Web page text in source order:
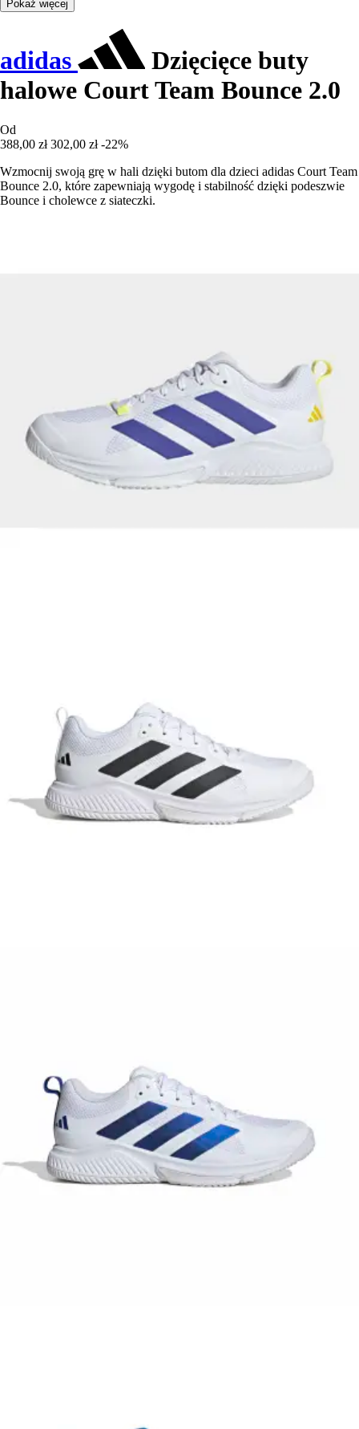
Pokaż więcej
adidas
Dzięcięce buty
halowe Court Team Bounce 2.0
Od
388,00 zł 302,00 zł -22%
Wzmocnij swoją grę w hali dzięki butom dla dzieci adidas Court Team
Bounce 2.0, które zapewniają wygodę i stabilność dzięki podeszwie
Bounce i cholewce z siateczki.